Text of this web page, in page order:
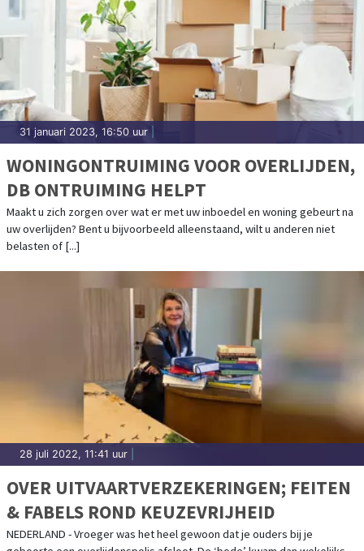
31 januari 2023, 16:50 uur
WONINGONTRUIMING VOOR OVERLIJDEN,
DB ONTRUIMING HELPT
Maakt u zich zorgen over wat er met uw inboedel en woning gebeurt na
uw overlijden? Bent u bijvoorbeeld alleenstaand, wilt u anderen niet
belasten of [...]
28 juli 2022, 11:41 uur
OVER UITVAARTVERZEKERINGEN; FEITEN
& FABELS ROND KEUZEVRIJHEID
NEDERLAND - Vroeger was het heel gewoon dat je ouders bij je